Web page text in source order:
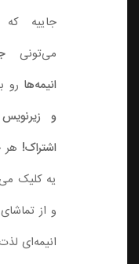
جاییه
می‌تونی
انیمه‌ها رو
و زیرنویس
اشتراک! هر
یه کلیک
و از
انیمه‌ای